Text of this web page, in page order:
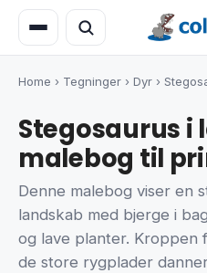
Home › Tegninger › Dyr ›
Stegosaurus i
malebog til
Denne malebog viser en
landskab med bjerge i
og lave planter. Kroppen
de store rygplader